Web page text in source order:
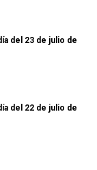
del 23 de julio de
del 22 de julio de